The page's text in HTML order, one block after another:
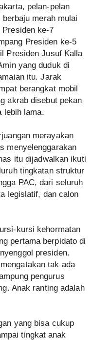
pelan-pelan
merah mulai
Presiden ke-7
Presiden ke-5
Presiden Jusuf Kalla
yang duduk di
itu. Jarak
berangkat mobil
akrab disebut pekan
lebih lama.
merayakan
menyelenggarakan
itu dijadwalkan ikuti
tingkatan struktur
PAC, dari seluruh
legislatif, dan calon
kursi kehormatan
pertama berpidato di
presiden.
tak ada
pengurus
Anak ranting adalah
yang bisa cukup
tingkat anak